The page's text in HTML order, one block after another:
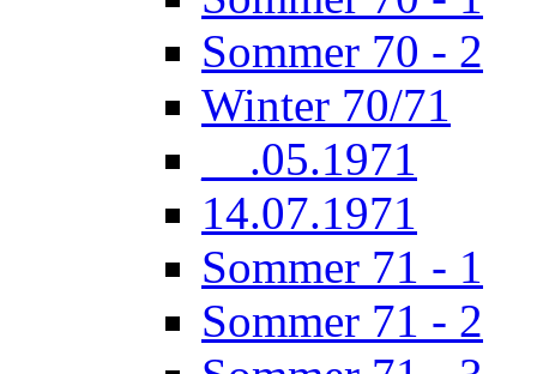
Sommer 70 - 2
Winter 70/71
__.05.1971
14.07.1971
Sommer 71 - 1
Sommer 71 - 2